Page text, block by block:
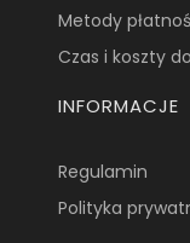
Metody
Czas i koszty
INFORMACJE
Regulamin
Polityka